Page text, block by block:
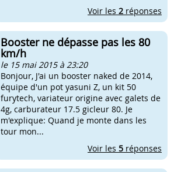
Voir les 2 réponses
Booster ne dépasse pas les 80
km/h
le 15 mai 2015 à 23:20
Bonjour, J'ai un booster naked de 2014,
équipe d'un pot yasuni Z, un kit 50
furytech, variateur origine avec galets de
4g, carburateur 17.5 gicleur 80. Je
m'explique: Quand je monte dans les
tour mon...
Voir les 5 réponses